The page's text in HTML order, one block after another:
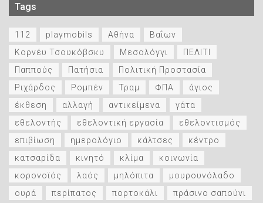
Tags
112 playmobils Αθήνα
Βαΐων
Κορνέυ Τσουκόβσκυ
Μεσολόγγι
ΠΕΛΙΤΙ
Παππούς
Πατήσια
Πολιτική Προστασία
Ριχάρδος
Ρομπέν Τραμ ΦΠΑ
άγιος
έκθεση
αλλαγή αντικείμενα
γάτα
εθελοντής
εθελοντική εργασία
εθελοντισμός
επιβίωση
ημερολόγιο κάλτσες
κέντρο
κατσαρίδα
κινητό κλίμα
κοινωνία
κορονοϊός
λαός μηλόπιτα
μουρουνόλαδο
ουρά
περίπατος πορτοκάλι πράσινο σαπούνι